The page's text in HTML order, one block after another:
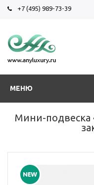
+7 (495) 989-73-39
МЕНЮ
Мини-подвеска